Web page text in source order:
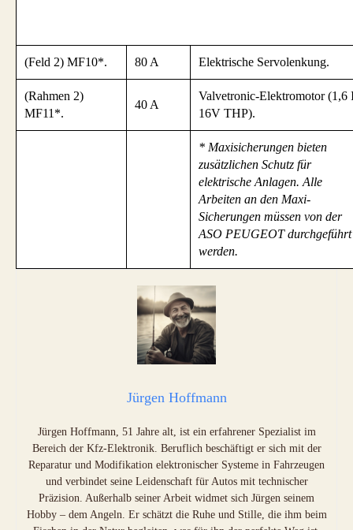
(Feld 2) MF10*. 80 A Elektrische Servolenkung.
(Rahmen 2)
MF11*.
40 A
Valvetronic-Elektromotor (1,6
16V THP).
* Maxisicherungen bieten
zusätzlichen Schutz für
elektrische Anlagen. Alle
Arbeiten an den Maxi-
Sicherungen müssen von der
ASO PEUGEOT durchgeführt
werden.
Jürgen Hoffmann
Jürgen Hoffmann, 51 Jahre alt, ist ein erfahrener Spezialist im
Bereich der Kfz-Elektronik. Beruflich beschäftigt er sich mit der
Reparatur und Modifikation elektronischer Systeme in Fahrzeugen
und verbindet seine Leidenschaft für Autos mit technischer
Präzision. Außerhalb seiner Arbeit widmet sich Jürgen seinem
Hobby – dem Angeln. Er schätzt die Ruhe und Stille, die ihm beim